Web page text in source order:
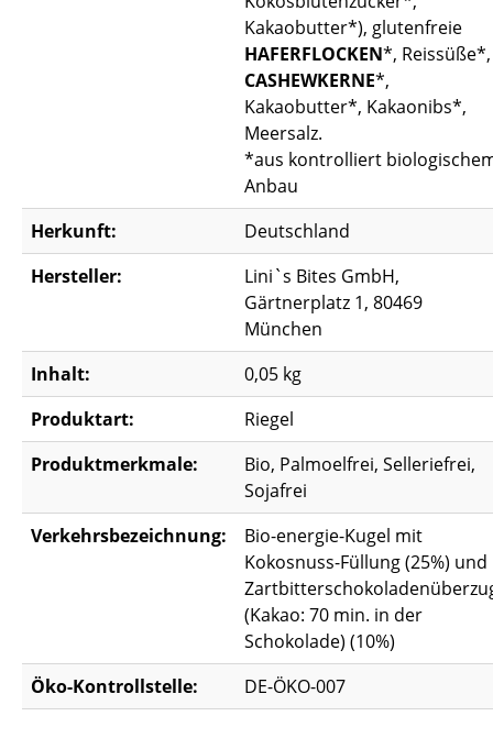
Kakaobutter*), glutenfreie
HAFERFLOCKEN*, Reissüße*,
CASHEWKERNE*,
Kakaobutter*, Kakaonibs*,
Meersalz.
*aus kontrolliert
Anbau
Herkunft:
Deutschland
Hersteller:
Lini`s Bites GmbH,
Gärtnerplatz 1, 80469
München
Inhalt:
0,05 kg
Produktart:
Riegel
Produktmerkmale:
Bio, Palmoelfrei, Selleriefrei,
Sojafrei
Verkehrsbezeichnung:
Bio-energie-Kugel mit
Kokosnuss-Füllung (25%) und
(Kakao: 70 min. in der
Schokolade) (10%)
Öko-Kontrollstelle:
DE-ÖKO-007